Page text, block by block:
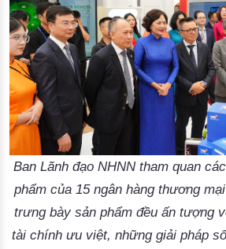
Ban Lãnh đạo NHNN tham quan
phẩm của 15 ngân hàng thương
trưng bày sản phẩm đều ấn tượng
tài chính ưu việt, những giải pháp